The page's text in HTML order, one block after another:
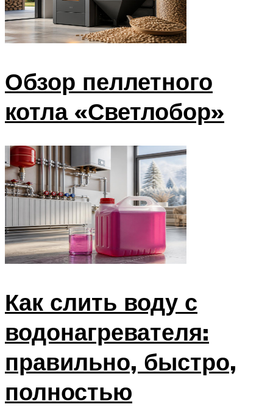
Обзор пеллетного
котла «Светлобор»
Как слить воду с
водонагревателя:
правильно, быстро,
полностью